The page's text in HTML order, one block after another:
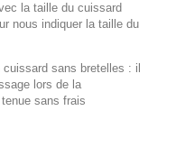
la taille du cuissard
nous indiquer la taille du
sans bretelles : il
lors de la
sans frais